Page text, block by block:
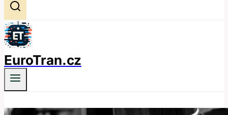
EuroTran.cz